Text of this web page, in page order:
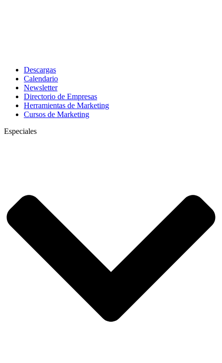
Descargas
Calendario
Newsletter
Directorio de Empresas
Herramientas de Marketing
Cursos de Marketing
Especiales